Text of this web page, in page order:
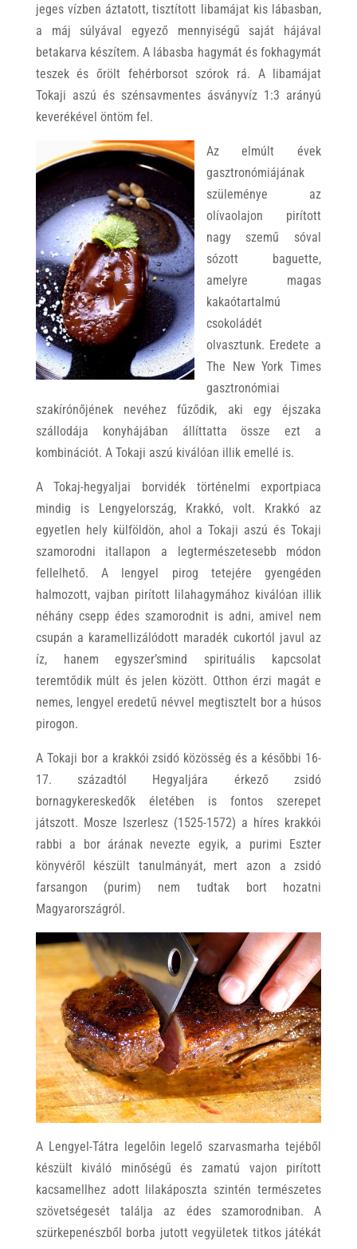
jeges vízben áztatott, tisztított libamájat kis lábasban,
a máj súlyával egyező mennyiségű saját hájával
betakarva készítem. A lábasba hagymát és fokhagymát
teszek és őrölt fehérborsot szórok rá. A libamájat
Tokaji aszú és szénsavmentes ásványvíz 1:3 arányú
keverékével öntöm fel.
Az elmúlt évek
gasztronómiájának
szüleménye az
olívaolajon pirított
nagy szemű sóval
sózott baguette,
amelyre magas
kakaótartalmú
csokoládét
olvasztunk. Eredete a
The New York Times
gasztronómiai
szakírónőjének nevéhez fűződik, aki egy éjszaka
szállodája konyhájában állíttatta össze ezt a
kombinációt. A Tokaji aszú kiválóan illik emellé is.
A Tokaj-hegyaljai borvidék történelmi exportpiaca
mindig is Lengyelország, Krakkó, volt. Krakkó az
egyetlen hely külföldön, ahol a Tokaji aszú és Tokaji
szamorodni itallapon a legtermészetesebb módon
fellelhető. A lengyel pirog tetejére gyengéden
halmozott, vajban pirított lilahagymához kiválóan illik
néhány csepp édes szamorodnit is adni, amivel nem
csupán a karamellizálódott maradék cukortól javul az
íz, hanem egyszer’smind spirituális kapcsolat
teremtődik múlt és jelen között. Otthon érzi magát e
nemes, lengyel eredetű névvel megtisztelt bor a húsos
pirogon.
A Tokaji bor a krakkói zsidó közösség és a későbbi 16-
17. századtól Hegyaljára érkező zsidó
bornagykereskedők életében is fontos szerepet
játszott. Mosze Iszerlesz (1525-1572) a híres krakkói
rabbi a bor árának nevezte egyik, a purimi Eszter
könyvéről készült tanulmányát, mert azon a zsidó
farsangon (purim) nem tudtak bort hozatni
Magyarországról.
A Lengyel-Tátra legelőin legelő szarvasmarha tejéből
készült kiváló minőségű és zamatú vajon pirított
kacsamellhez adott lilakáposzta szintén természetes
szövetségesét találja az édes szamorodniban. A
szürkepenészből borba jutott vegyületek titkos játékát